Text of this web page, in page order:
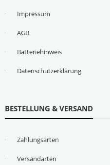
Impressum
AGB
Batteriehinweis
Datenschutzerklärung
BESTELLUNG & VERSAND
Zahlungsarten
Versandarten